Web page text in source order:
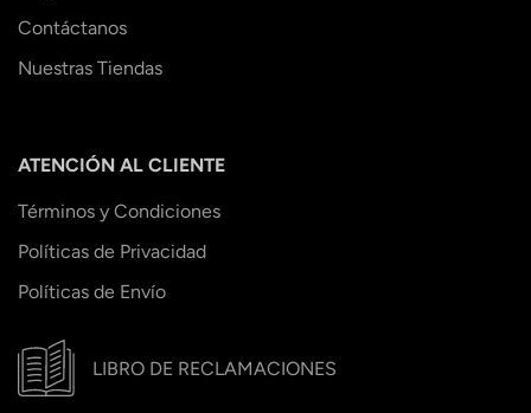
Contáctanos
Nuestras Tiendas
ATENCIÓN AL CLIENTE
Términos y Condiciones
Políticas de Privacidad
Políticas de Envío
LIBRO DE RECLAMACIONES